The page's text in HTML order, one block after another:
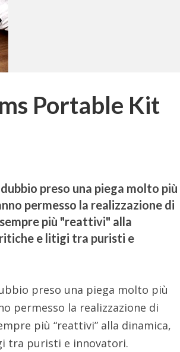
Portable Kit
preso una piega molto più
permesso la realizzazione di
più "reattivi" alla
e litigi tra puristi e
preso una piega molto più
permesso la realizzazione di
più “reattivi” alla dinamica,
tra puristi e innovatori.